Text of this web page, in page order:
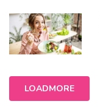
LOADMORE